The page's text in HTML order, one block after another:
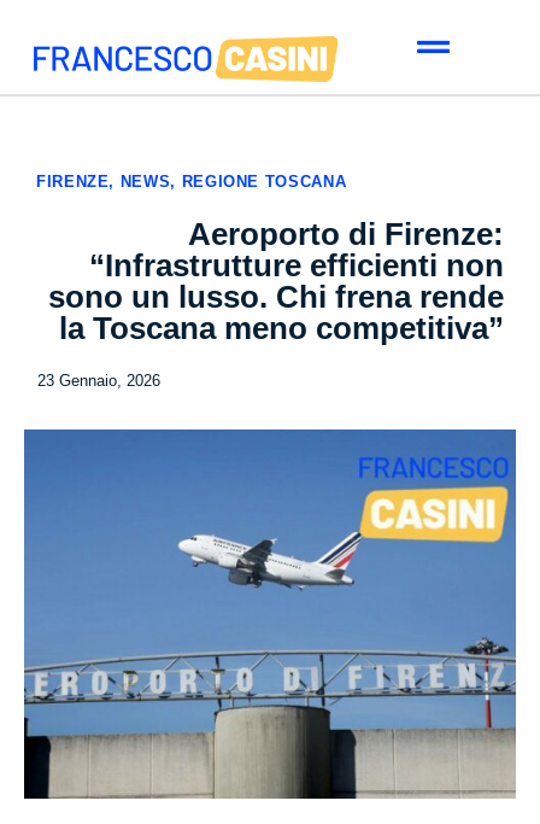
FIRENZE, NEWS, REGIONE TOSCANA
Aeroporto di Firenze:
“Infrastrutture efficienti non
sono un lusso. Chi frena rende
la Toscana meno competitiva”
23 Gennaio, 2026